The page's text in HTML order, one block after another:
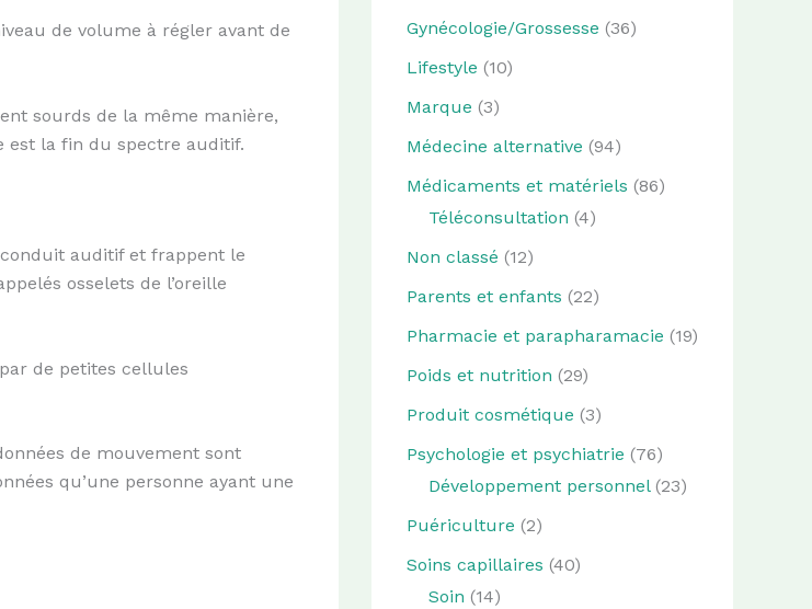
de volume à régler avant de
sourds de la même manière,
est la fin du spectre auditif.
conduit auditif et frappent le
osselets de l’oreille
de petites cellules
de mouvement sont
qu’une personne ayant une
Gynécologie/Grossesse (36)
Lifestyle (10)
Marque (3)
Médecine alternative (94)
Médicaments et matériels (86)
Téléconsultation (4)
Non classé (12)
Parents et enfants (22)
Pharmacie et parapharamacie (19)
Poids et nutrition (29)
Produit cosmétique (3)
Psychologie et psychiatrie (76)
Développement personnel(23)
Puériculture (2)
Soins capillaires (40)
Soin (14)